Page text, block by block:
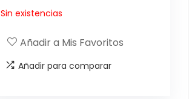
Sin existencias
Añadir a Mis Favoritos
Añadir para comparar